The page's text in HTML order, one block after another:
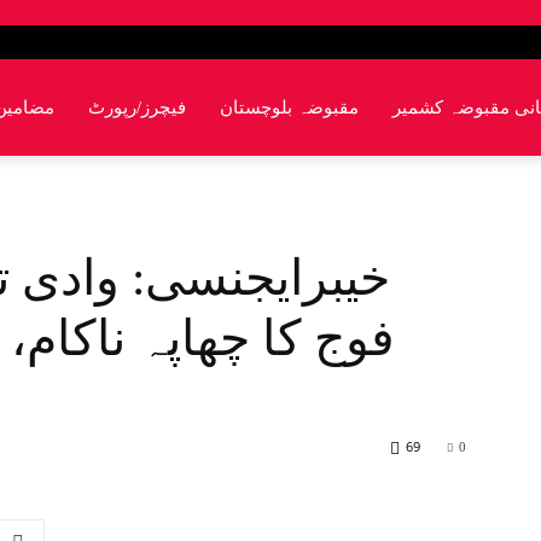
فیچرز/رپورٹ مقبوضہ بلوچستان مقبوضہ کشمیر
خیبرایجنسی: وادی
فوج کا چھاپہ
0
69